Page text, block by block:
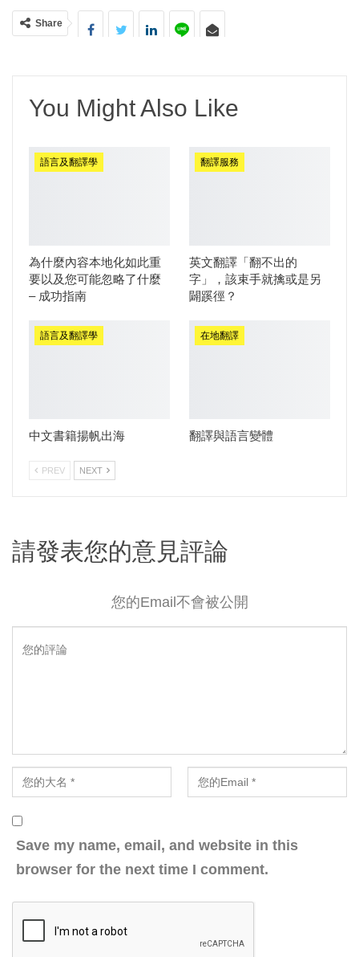
Share
You Might Also Like
語言及翻譯學
為什麼內容本地化如此重
要以及您可能忽略了什麼
– 成功指南
翻譯服務
英文翻譯「翻不出的
字」，該束手就擒或是另
闢蹊徑？
語言及翻譯學
中文書籍揚帆出海
在地翻譯
翻譯與語言變體
PREV NEXT
請發表您的意見評論
您的Email不會被公開
Save my name, email, and website in this
browser for the next time I comment.